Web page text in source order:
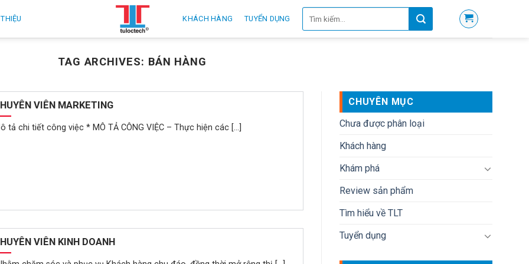
KHÁCH HÀNG TUYỂN DỤNG
kiếm:
TAG ARCHIVES: BÁN HÀNG
VIÊN MARKETING
tả chi tiết công việc * MÔ TẢ CÔNG VIỆC – Thực hiện các [...]
VIÊN KINH DOANH
CHUYÊN MỤC
Chưa được phân loại
Khách hàng
Khám phá
Review sản phẩm
Tìm hiểu về TLT
Tuyển dụng